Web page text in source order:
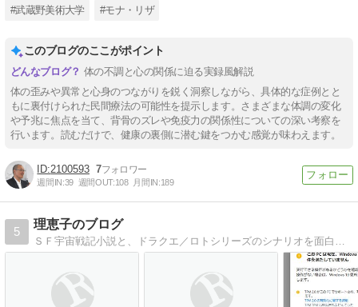
#武蔵野美術大学 #モナ・リザ
このブログのここがポイント
体の不調と心の関係に迫る実録風解説
体の歪みや異常と心身のつながりを鋭く洞察しながら、具体的な症例とと
もに裏付けられた民間療法の可能性を提示します。さまざまな体調の変化
や予兆に焦点を当て、背骨のズレや免疫力の関係性についての深い考察を
行います。読むだけで、健康の裏側に潜む鍵をつかむ感覚が味わえます。
2100593 7
週間IN:39 週間OUT:108 月間IN:189
5
理恵子のブログ
ＳＦ宇宙戦記小説と、ドラクエ／ロトシリーズのシナリオを面白おかしく再現する物語